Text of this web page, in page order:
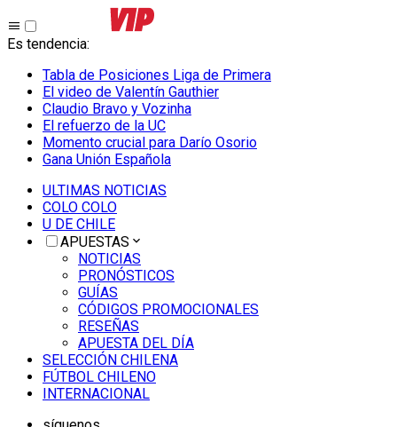
Es tendencia:
Tabla de Posiciones Liga de Primera
El video de Valentín Gauthier
Claudio Bravo y Vozinha
El refuerzo de la UC
Momento crucial para Darío Osorio
Gana Unión Española
ULTIMAS NOTICIAS
COLO COLO
U DE CHILE
APUESTAS
NOTICIAS
PRONÓSTICOS
GUÍAS
CÓDIGOS PROMOCIONALES
RESEÑAS
APUESTA DEL DÍA
SELECCIÓN CHILENA
FÚTBOL CHILENO
INTERNACIONAL